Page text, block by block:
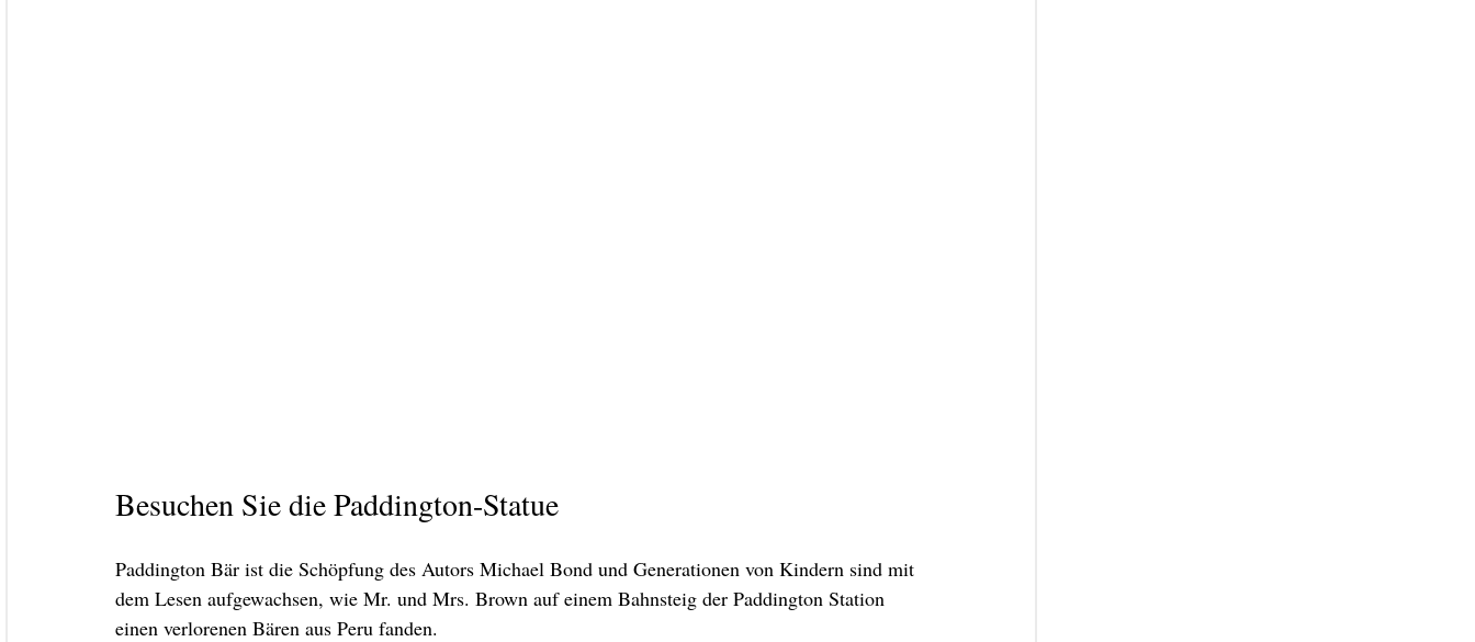
Besuchen Sie die Paddington-Statue
Paddington Bär ist die Schöpfung des Autors Michael Bond und Generationen von Kindern sind mit
dem Lesen aufgewachsen, wie Mr. und Mrs. Brown auf einem Bahnsteig der Paddington Station
einen verlorenen Bären aus Peru fanden.